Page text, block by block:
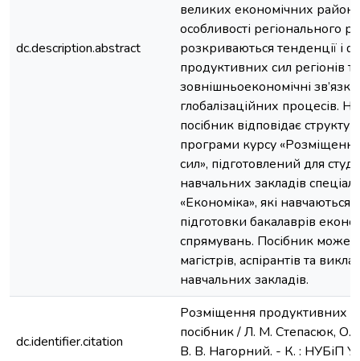
dc.description.abstract
великих економічних
особливості регіонального
розкриваються тенденції і
продуктивних сил регіонів та
зовнішньоекономічні
глобалізаційних процесів.
посібник відповідає
програми курсу
сил», підготовлений для
навчальних закладів
«Економіка», які
підготовки бакалаврів
спрямувань. Посібник може
магістрів, аспірантів та
навчальних закладів.
dc.identifier.citation
Розміщення продуктивних
посібник / Л. М. Степасюк, О.
В. В. Нагорний. - К. : НУБіП